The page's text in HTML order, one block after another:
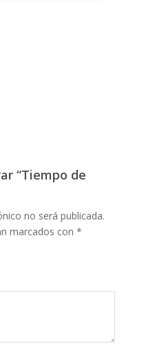
“Tiempo de
no será publicada.
marcados con *